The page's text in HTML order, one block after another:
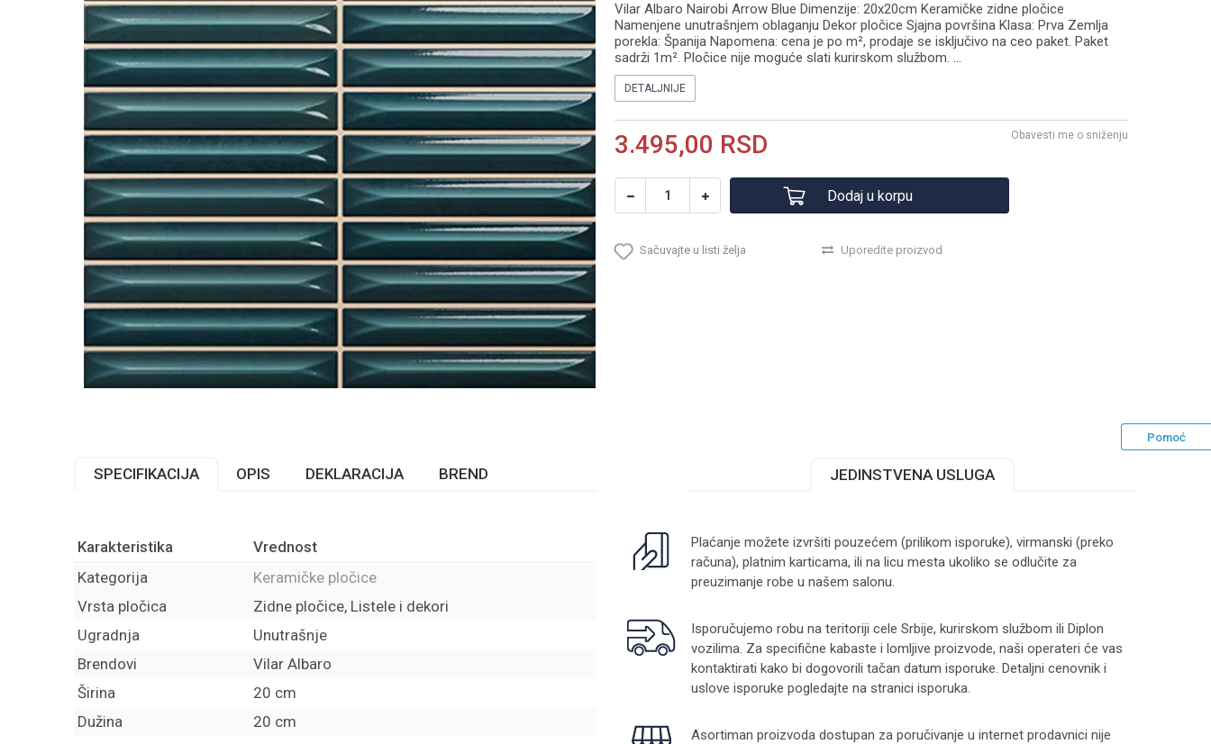
Vilar Albaro Nairobi Arrow Blue Dimenzije: 20x20cm Keramičke zidne pločice
Namenjene unutrašnjem oblaganju Dekor pločice Sjajna površina Klasa: Prva Zemlja
porekla: Španija Napomena: cena je po m², prodaje se isključivo na ceo paket. Paket
sadrži 1m². Pločice nije moguće slati kurirskom službom. ...
DETALJNIJE
3.495,00 RSD Obavesti me o sniženju
Dodaj u korpu
Sačuvajte u listi želja Uporedite proizvod
Pomoć
SPECIFIKACIJA OPIS DEKLARACIJA BREND
Karakteristika
Vrednost
Kategorija
Keramičke pločice
Vrsta pločica
Zidne pločice, Listele i dekori
Ugradnja
Unutrašnje
Brendovi
Vilar Albaro
Širina
20 cm
Dužina
20 cm
JEDINSTVENA USLUGA
Plaćanje možete izvršiti pouzećem (prilikom isporuke), virmanski (preko
računa), platnim karticama, ili na licu mesta ukoliko se odlučite za
preuzimanje robe u našem salonu.
Isporučujemo robu na teritoriji cele Srbije, kurirskom službom ili Diplon
vozilima. Za specifične kabaste i lomljive proizvode, naši operateri će vas
kontaktirati kako bi dogovorili tačan datum isporuke. Detaljni cenovnik i
uslove isporuke pogledajte na straniciisporuka.
Asortiman proizvoda dostupan za poručivanje u internet prodavnici nije